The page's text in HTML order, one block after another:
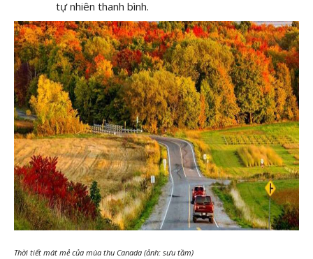
tự nhiên thanh bình.
Thời tiết mát mẻ của mùa thu Canada (ảnh: sưu tầm)